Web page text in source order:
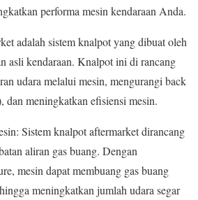
performa mesin kendaraan Anda.
adalah sistem knalpot yang dibuat oleh
asli kendaraan. Knalpot ini di rancang
udara melalui mesin, mengurangi back
dan meningkatkan efisiensi mesin.
Sistem knalpot aftermarket dirancang
aliran gas buang. Dengan
mesin dapat membuang gas buang
meningkatkan jumlah udara segar